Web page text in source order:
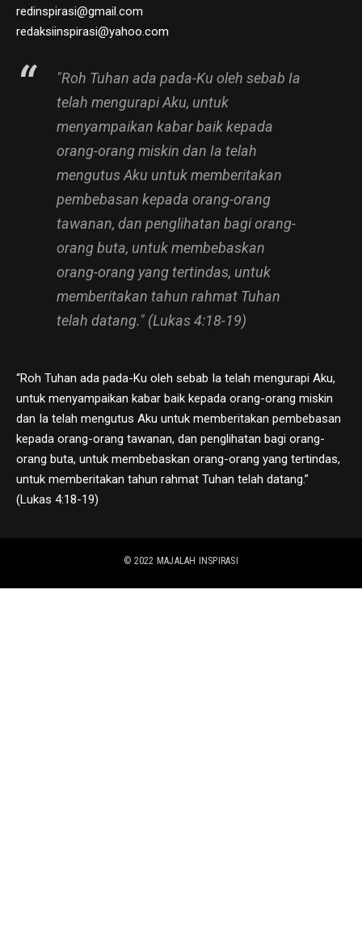
redinspirasi@gmail.com
redaksiinspirasi@yahoo.com
"Roh Tuhan ada pada-Ku oleh sebab Ia
telah mengurapi Aku, untuk
menyampaikan kabar baik kepada
orang-orang miskin dan Ia telah
mengutus Aku untuk memberitakan
pembebasan kepada orang-orang
tawanan, dan penglihatan bagi orang-
orang buta, untuk membebaskan
orang-orang yang tertindas, untuk
memberitakan tahun rahmat Tuhan
telah datang." (Lukas 4:18-19)
“Roh Tuhan ada pada-Ku oleh sebab Ia telah mengurapi Aku,
untuk menyampaikan kabar baik kepada orang-orang miskin
dan Ia telah mengutus Aku untuk memberitakan pembebasan
kepada orang-orang tawanan, dan penglihatan bagi orang-
orang buta, untuk membebaskan orang-orang yang tertindas,
untuk memberitakan tahun rahmat Tuhan telah datang.”
(Lukas 4:18-19)
© 2022 MAJALAH INSPIRASI